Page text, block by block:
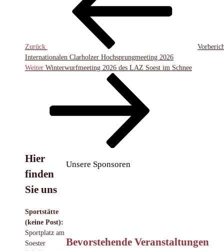
Zurück
Internationalen Clarholzer Hochsprungmeeting 2026
Nächster
Weiter Winterwurfmeeting 2026 des LAZ Soest im Schnee
Unsere Sponsoren
Bevorstehende Veranstaltungen
Hier
finden
Sie uns
Sportstätte
(keine Post):
Sportplatz am
Soester